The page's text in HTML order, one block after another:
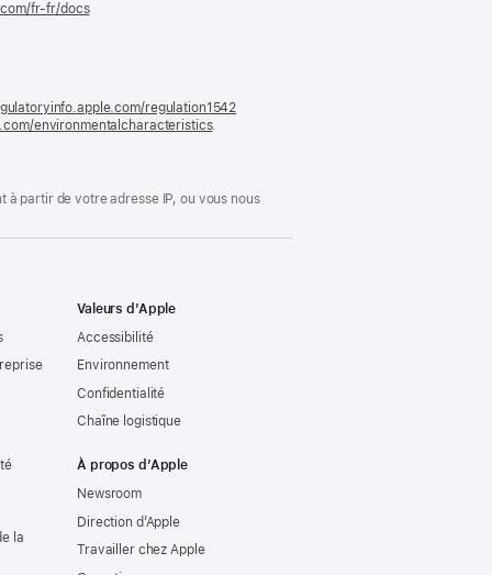
fr-fr/docs(s’ouvre
regulation1542
environmentalcharacteristics.
partir de votre adresse IP, ou vous nous
la
Valeurs d’Apple
Accessibilité
Environnement
Confidentialité
Chaîne logistique
À propos d’Apple
Newsroom
Direction d’Apple
Travailler chez Apple